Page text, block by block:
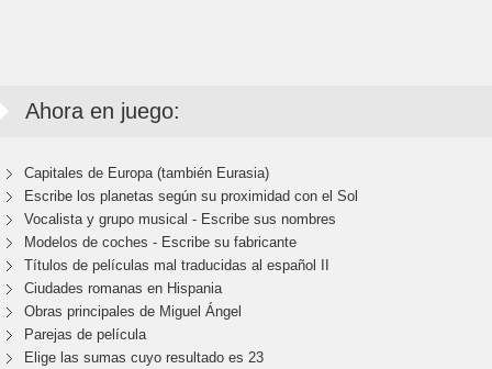
Ahora en juego:
Capitales de Europa (también Eurasia)
Escribe los planetas según su proximidad con el Sol
Vocalista y grupo musical - Escribe sus nombres
Modelos de coches - Escribe su fabricante
Títulos de películas mal traducidas al español II
Ciudades romanas en Hispania
Obras principales de Miguel Ángel
Parejas de película
Elige las sumas cuyo resultado es 23